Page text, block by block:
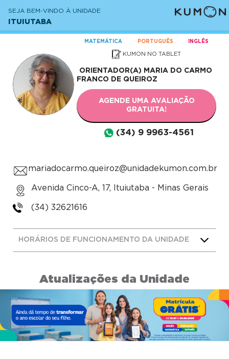
SEJA BEM-VINDO À UNIDADE
ITUIUTABA
MATEMÁTICA PORTUGUÊS INGLÊS
KUMON NO TABLET
ORIENTADOR(A) MARIA DO CARMO
FRANCO DE QUEIROZ
AGENDE UMA AVALIAÇÃO
GRATUITA!
(34) 9 9963-4561
mariadocarmo.queiroz@unidadekumon.com.br
Avenida Cinco-A, 17, Ituiutaba - Minas Gerais
(34) 32621616
HORÁRIOS DE FUNCIONAMENTO DA UNIDADE
Atualizações da Unidade